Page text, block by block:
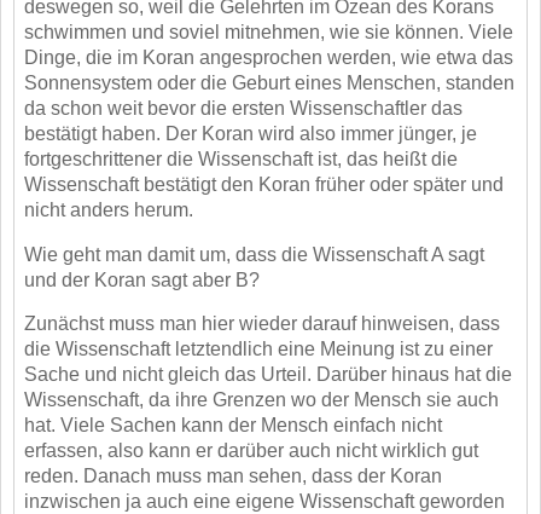
deswegen so, weil die Gelehrten im Ozean des Korans
schwimmen und soviel mitnehmen, wie sie können. Viele
Dinge, die im Koran angesprochen werden, wie etwa das
Sonnensystem oder die Geburt eines Menschen, standen
da schon weit bevor die ersten Wissenschaftler das
bestätigt haben. Der Koran wird also immer jünger, je
fortgeschrittener die Wissenschaft ist, das heißt die
Wissenschaft bestätigt den Koran früher oder später und
nicht anders herum.
Wie geht man damit um, dass die Wissenschaft A sagt
und der Koran sagt aber B?
Zunächst muss man hier wieder darauf hinweisen, dass
die Wissenschaft letztendlich eine Meinung ist zu einer
Sache und nicht gleich das Urteil. Darüber hinaus hat die
Wissenschaft, da ihre Grenzen wo der Mensch sie auch
hat. Viele Sachen kann der Mensch einfach nicht
erfassen, also kann er darüber auch nicht wirklich gut
reden. Danach muss man sehen, dass der Koran
inzwischen ja auch eine eigene Wissenschaft geworden